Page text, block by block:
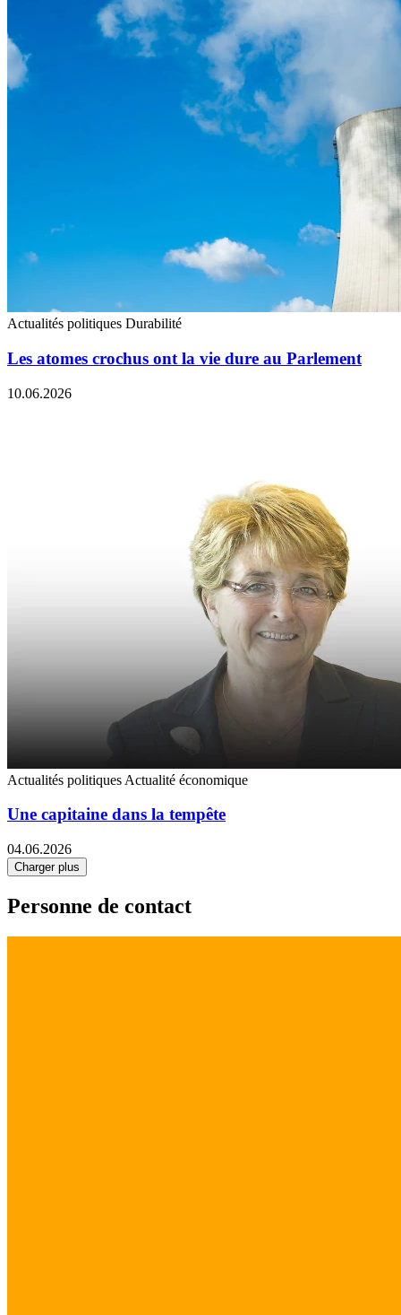
Actualités politiques Durabilité
Les atomes crochus ont la vie dure au Parlement
10.06.2026
Actualités politiques Actualité économique
Une capitaine dans la tempête
04.06.2026
Charger plus
Personne de contact